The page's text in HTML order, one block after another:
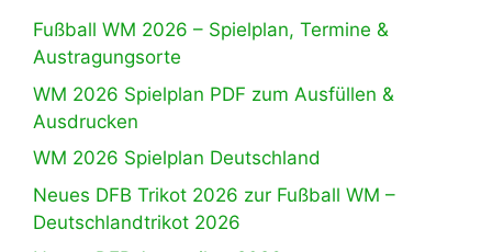
Fußball WM 2026 – Spielplan, Termine &
Austragungsorte
WM 2026 Spielplan PDF zum Ausfüllen &
Ausdrucken
WM 2026 Spielplan Deutschland
Neues DFB Trikot 2026 zur Fußball WM –
Deutschlandtrikot 2026